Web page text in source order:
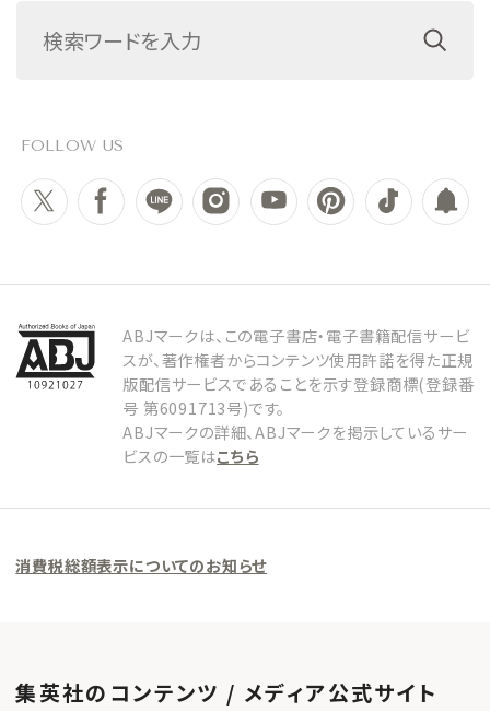
FOLLOW US
ABJマークは、この電子書店・電子書籍配信サービ
スが、著作権者からコンテンツ使用許諾を得た正規
版配信サービスであることを示す登録商標(登録番
号 第6091713号)です。
ABJマークの詳細、ABJマークを掲示しているサー
ビスの一覧はこちら
消費税総額表示についてのお知らせ
集英社のコンテンツ / メディア公式サイト